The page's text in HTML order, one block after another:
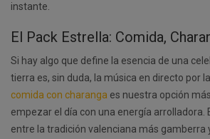
instante.
El Pack Estrella: Comida,
Si hay algo que define la esencia de una
tierra es, sin duda, la música en directo por
comida con charanga es nuestra opción
empezar el día con una energía arrolladora.
entre la tradición valenciana más gamberra